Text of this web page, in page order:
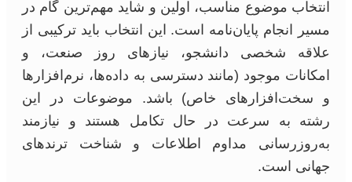
انتخاب موضوع مناسب، اولین و شاید مهم‌ترین گام در
مسیر انجام پایان‌نامه است. این انتخاب باید ترکیبی از
علاقه شخصی دانشجو، نیازهای روز صنعت، و
امکانات موجود (مانند دسترسی به داده‌ها، نرم‌افزارها
و سخت‌افزارهای خاص) باشد. موضوعات در این
رشته به سرعت در حال تکامل هستند و نیازمند
به‌روزرسانی مداوم اطلاعات و شناخت ترندهای
جهانی است.